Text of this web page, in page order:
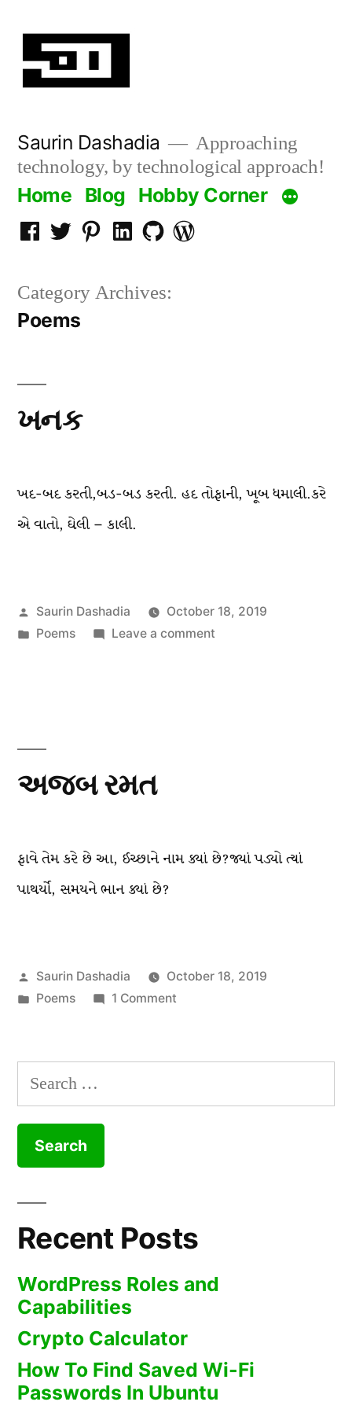
content
Saurin Dashadia
Approaching
technology, by technological approach!
Home Blog Hobby Corner
Facebook
TwitterPinterestLInkedinGithubWordPress
Category Archives:
Poems
ખનક
ખદ-બદ કરતી,બડ-બડ કરતી. હદ તોફાની, ખૂબ ધમાલી.કરે
એ વાતો, ઘેલી – કાલી.
Posted
by
Saurin Dashadia
October 18, 2019
Posted
Poems Leave a commenton
અજબ રમત
ફાવે તેમ કરે છે આ, ઈચ્છાને નામ ક્યાં છે?જ્યાં પડ્યો ત્યાં
પાથર્યો, સમયને ભાન ક્યાં છે?
Posted
by
Saurin Dashadia
October 18, 2019
Posted
Poems 1 Commenton
Search
for:
Recent Posts
WordPress Roles and
Capabilities
Crypto Calculator
How To Find Saved Wi-Fi
Passwords In Ubuntu